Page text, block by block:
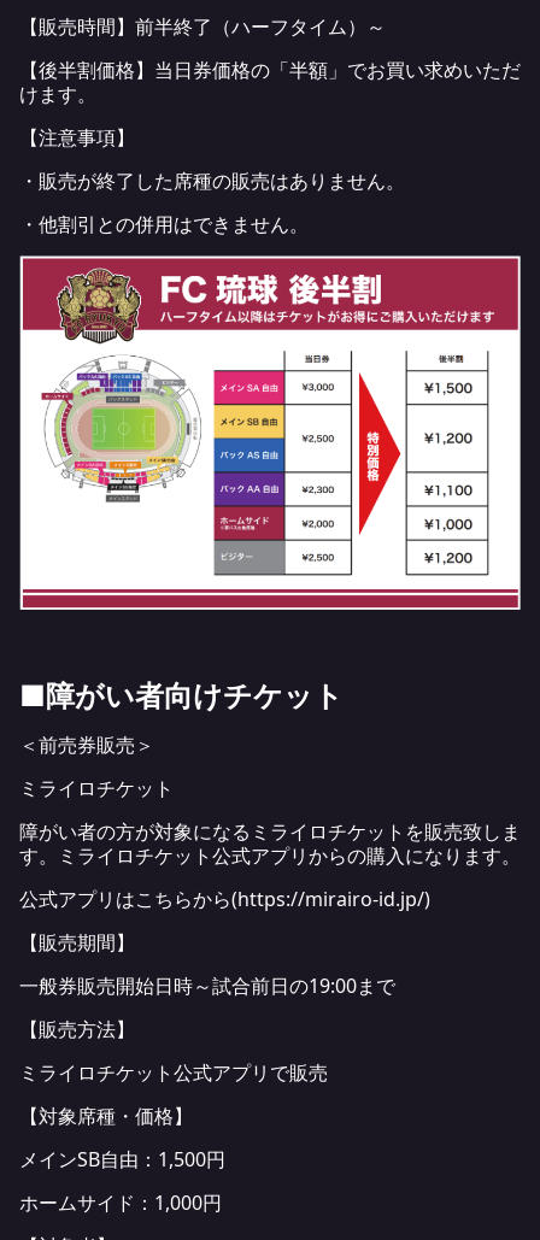
【販売時間】前半終了（ハーフタイム）～
【後半割価格】当日券価格の「半額」でお買い求めいただ
けます。
【注意事項】
・販売が終了した席種の販売はありません。
・他割引との併用はできません。
■障がい者向けチケット
＜前売券販売＞
ミライロチケット
障がい者の方が対象になるミライロチケットを販売致しま
す。ミライロチケット公式アプリからの購入になります。
公式アプリはこちらから(https://mirairo-id.jp/)
【販売期間】
一般券販売開始日時～試合前日の19:00まで
【販売方法】
ミライロチケット公式アプリで販売
【対象席種・価格】
メインSB自由：1,500円
ホームサイド：1,000円